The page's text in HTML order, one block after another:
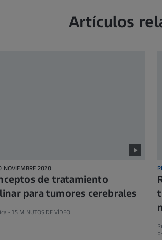
Artículos
NOVIEMBRE 2020
de tratamiento
para tumores cerebrales
- 15 MINUTOS DE VÍDEO